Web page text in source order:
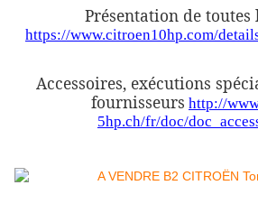
Présentation de toutes
https://www.citroen10hp.com/
Accessoires, exécutions
fournisseurs http://
5hp.ch/fr/doc/